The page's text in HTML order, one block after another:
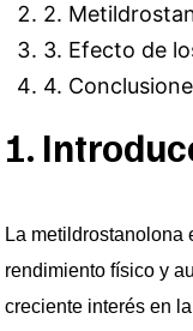
2.
3. Efecto de
4.
1.
La metildrostanolona
rendimiento físico y
creciente interés en